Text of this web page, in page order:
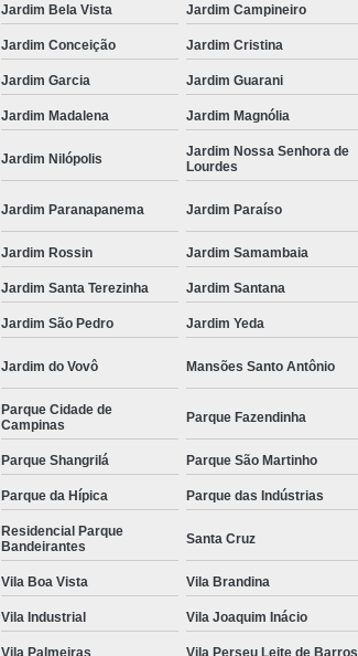
Jardim Bela Vista Jardim Campineiro
Jardim Conceição Jardim Cristina
Jardim Garcia Jardim Guarani
Jardim Madalena Jardim Magnólia
Jardim Nilópolis
Jardim Nossa Senhora de
Lourdes
Jardim Paranapanema Jardim Paraíso
Jardim Rossin Jardim Samambaia
Jardim Santa Terezinha Jardim Santana
Jardim São Pedro Jardim Yeda
Jardim do Vovô Mansões Santo Antônio
Parque Cidade de
Campinas
Parque Fazendinha
Parque Shangrilá Parque São Martinho
Parque da Hípica Parque das Indústrias
Residencial Parque
Bandeirantes
Santa Cruz
Vila Boa Vista Vila Brandina
Vila Industrial Vila Joaquim Inácio
Vila Palmeiras Vila Perseu Leite de Barros